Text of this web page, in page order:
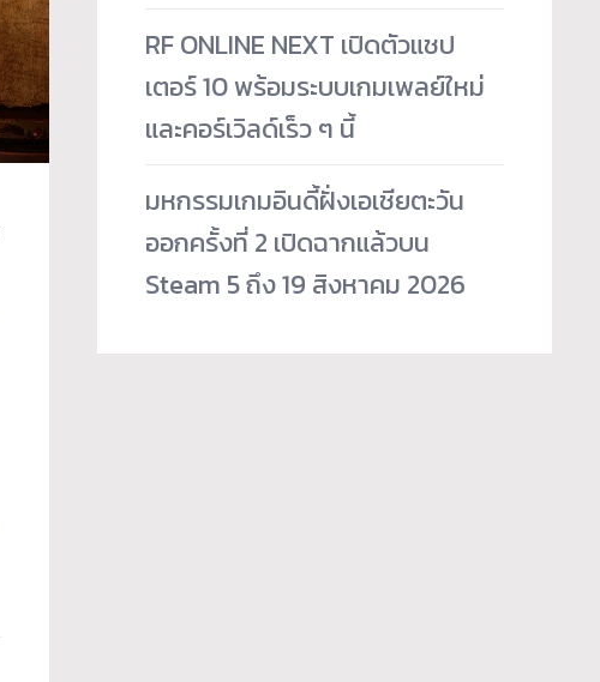
RF ONLINE NEXT เปิดตัวแชป
เตอร์ 10 พร้อมระบบเกมเพลย์ใหม่
และคอร์เวิลด์เร็ว ๆ นี้
มหกรรมเกมอินดี้ฝั่งเอเชียตะวัน
ออกครั้งที่ 2 เปิดฉากแล้วบน
Steam 5 ถึง 19 สิงหาคม 2026